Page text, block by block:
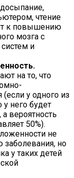
чтение
к повышению
мозга с
и
на то, что
у одного из
у него будет
вероятность
50%).
не
заболевания, но
у таких детей